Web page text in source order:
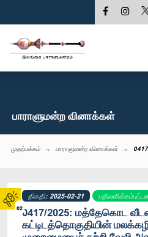
02
பாராளுமன்ற வினாக்கள்
முதற்பக்கம் பாராளுமன்ற வினாக்கள்
திகதி: 2025-02-21
0417/2025: மத்தேகொட
கட்டிடத்தொகுதியின்